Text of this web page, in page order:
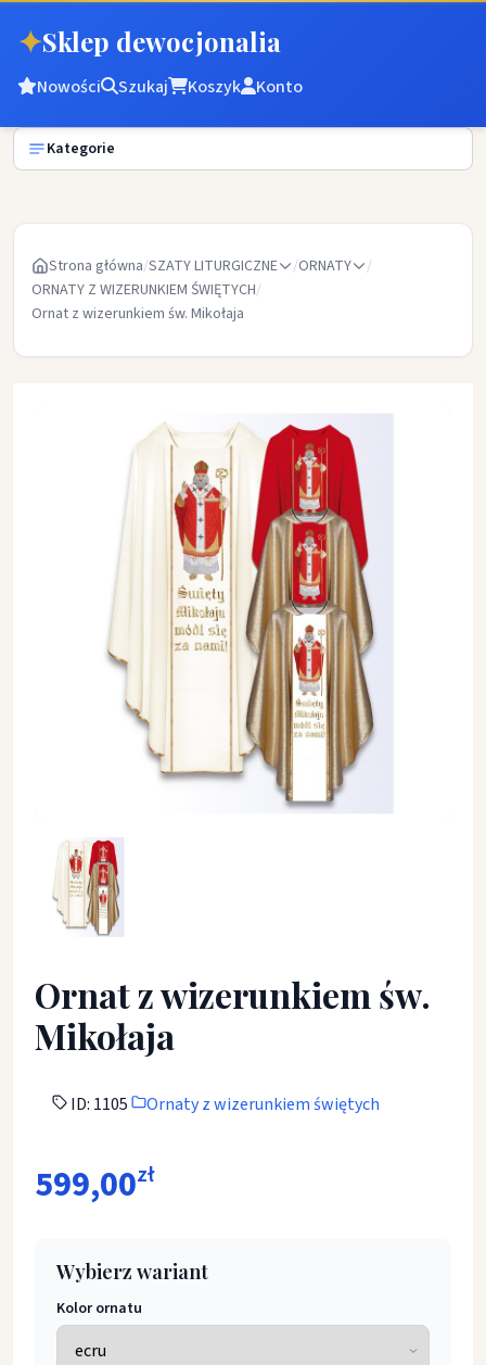
✦Sklep dewocjonalia
Nowości Szukaj Koszyk Konto
Kategorie
Strona główna/SZATY LITURGICZNE /ORNATY
/
ORNATY Z WIZERUNKIEM ŚWIĘTYCH/
Ornat z wizerunkiem św. Mikołaja
Ornat z wizerunkiem św. Mikołaja - Ornaty z wizerunkiem
Ornat z wizerunkiem św.
Mikołaja
ID: 1105 Ornaty z wizerunkiem świętych
599,00zł
Wybierz wariant
Kolor ornatu